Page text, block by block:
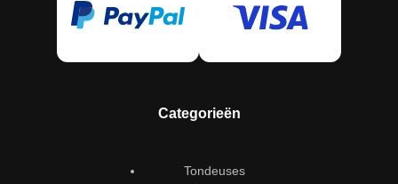
Categorieën
Tondeuses